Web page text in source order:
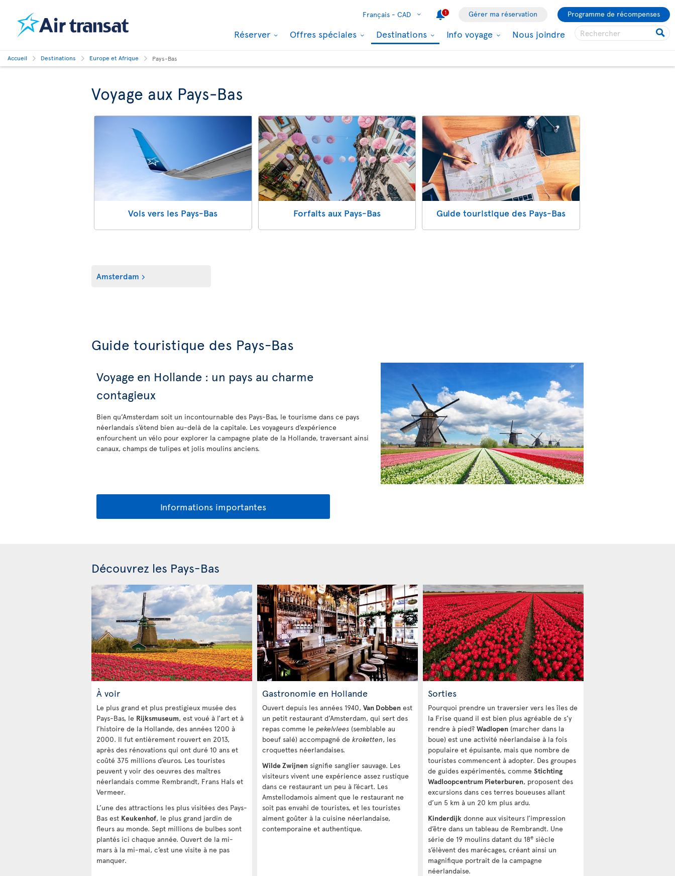
Français - CAD 1 Gérer ma réservation Programme de récompenses
Réserver Offres spéciales Destinations Info voyage Nous joindre
Accueil Destinations Europe et Afrique Pays-Bas
Voyage aux Pays-Bas
Vols vers les Pays-Bas Forfaits aux Pays-Bas Guide touristique des Pays-Bas
Amsterdam
Guide touristique des Pays-Bas
Voyage en Hollande : un pays au charme
contagieux
Bien qu’Amsterdam soit un incontournable des Pays-Bas, le tourisme dans ce pays
néerlandais s’étend bien au-delà de la capitale. Les voyageurs d’expérience
enfourchent un vélo pour explorer la campagne plate de la Hollande, traversant ainsi
canaux, champs de tulipes et jolis moulins anciens.
Informations importantes
Découvrez les Pays-Bas
À voir
Le plus grand et plus prestigieux musée des
Pays-Bas, le Rijksmuseum, est voué à l’art et à
l’histoire de la Hollande, des années 1200 à
2000. Il fut entièrement rouvert en 2013,
après des rénovations qui ont duré 10 ans et
coûté 375 millions d’euros. Les touristes
peuvent y voir des oeuvres des maîtres
néerlandais comme Rembrandt, Frans Hals et
Vermeer.
L’une des attractions les plus visitées des Pays-
Bas est Keukenhof, le plus grand jardin de
fleurs au monde. Sept millions de bulbes sont
plantés ici chaque année. Ouvert de la mi-
mars à la mi-mai, c’est une visite à ne pas
manquer.
Gastronomie en Hollande
Ouvert depuis les années 1940, Van Dobben est
un petit restaurant d’Amsterdam, qui sert des
repas comme le pekelvlees (semblable au
boeuf salé) accompagné de kroketten, les
croquettes néerlandaises.
Wilde Zwijnen signifie sanglier sauvage. Les
visiteurs vivent une expérience assez rustique
dans ce restaurant un peu à l’écart. Les
Amstellodamois aiment que le restaurant ne
soit pas envahi de touristes, et les touristes
aiment goûter à la cuisine néerlandaise,
contemporaine et authentique.
Sorties
Pourquoi prendre un traversier vers les îles de
la Frise quand il est bien plus agréable de s’y
rendre à pied? Wadlopen (marcher dans la
boue) est une activité néerlandaise à la fois
populaire et épuisante, mais que nombre de
touristes commencent à adopter. Des groupes
de guides expérimentés, comme Stichting
Wadloopcentrum Pieterburen, proposent des
excursions dans ces terres boueuses allant
d’un 5 km à un 20 km plus ardu.
Kinderdijk donne aux visiteurs l’impression
d’être dans un tableau de Rembrandt. Une
série de 19 moulins datant du 18e siècle
s’élèvent des marécages, créant ainsi un
magnifique portrait de la campagne
néerlandaise.